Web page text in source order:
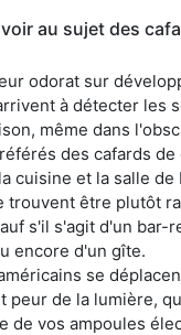
au sujet des
odorat sur
à détecter les
même dans
des cafards de
cuisine et la salle
trouvent être plutôt
s'il s'agit d'un bar-
encore d'un gîte.
se
peur de la lumière,
de vos ampoules